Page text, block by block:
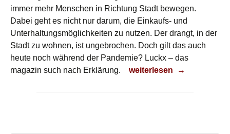
immer mehr Menschen in Richtung Stadt bewegen.
Dabei geht es nicht nur darum, die Einkaufs- und
Unterhaltungsmöglichkeiten zu nutzen. Der drangt, in der
Stadt zu wohnen, ist ungebrochen. Doch gilt das auch
heute noch während der Pandemie? Luckx – das
magazin such nach Erklärung.
Entlastung
weiterlesen →